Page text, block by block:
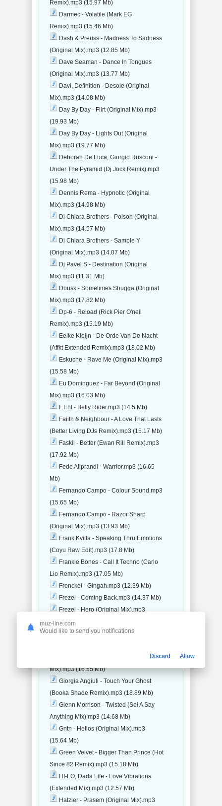
Remix).mp3 (15.97 Mb)
Darmec - Volatile (Mark EG
Remix).mp3 (15.46 Mb)
Dash & Preuss - Madness To Sadness
(Original Mix).mp3 (12.85 Mb)
Dave Seaman - Dance In Tongues
(Original Mix).mp3 (13.77 Mb)
Davi, Definition - Desole (Original
Mix).mp3 (14.08 Mb)
Day By Day - Flirt (Original Mix).mp3
(19.93 Mb)
Day By Day - Lights Out (Original
Mix).mp3 (19.77 Mb)
Deborah De Luca, Giorgio Rusconi -
Under The Pyramid (Dj Jock Remix).mp3
(15.98 Mb)
Dennis Rema - Hypnotic (Original
Mix).mp3 (14.98 Mb)
Di Chiara Brothers - Poison (Original
Mix).mp3 (14.57 Mb)
Di Chiara Brothers - Sample Y
(Original Mix).mp3 (14.07 Mb)
Dj Pavel S - Destination (Original
Mix).mp3 (11.31 Mb)
Dousk - Sometimes Shugga (Original
Mix).mp3 (17.82 Mb)
Dp-6 - Reload (Rick Pier O'neil
Remix).mp3 (15.19 Mb)
Eelke Kleijn - De Orde Van De Nacht
(Affkt Extended Remix).mp3 (18.02 Mb)
Eskuche - Rave Me (Original Mix).mp3
(15.58 Mb)
Eu Dominguez - Far Beyond (Original
Mix).mp3 (16.03 Mb)
F.Eht - Belly Rider.mp3 (14.5 Mb)
Faiith & Neighbour - A Love That Lasts
(Better Living DJs Remix).mp3 (15.17 Mb)
Faskil - Better (Ewan Rill Remix).mp3
(17.92 Mb)
Fede Aliprandi - Warrior.mp3 (16.65
Mb)
Fernando Campo - Colour Sound.mp3
(15.65 Mb)
Fernando Campo - Razor Sharp
(Original Mix).mp3 (13.93 Mb)
Frank Kvitta - Speaking Thru Emotions
(Coyu Raw Edit).mp3 (17.8 Mb)
Frankie Bones - Call It Techno (Carlo
Lio Remix).mp3 (17.05 Mb)
Frenckel - Gingah.mp3 (12.39 Mb)
Frezel - Coming Back.mp3 (14.37 Mb)
Frezel - Hero (Original Mix).mp3
(14.31 Mb)
Frezel, Luis M - Waiting In The Dark
Mix).mp3 (16.55 Mb)
Giorgia Angiuli - Touch Your Ghost
(Booka Shade Remix).mp3 (18.89 Mb)
Glenn Morrison - Twisted (Sei A Say
Anything Mix).mp3 (14.68 Mb)
Gntn - Helios (Original Mix).mp3
(15.64 Mb)
Green Velvet - Bigger Than Prince (Hot
Since 82 Remix).mp3 (15.18 Mb)
HI-LO, Dada Life - Love Vibrations
(Extended Mix).mp3 (12.57 Mb)
Hatzler - Prasem (Original Mix).mp3
muz-line.com
Would like to send you notifications
Discard Allow